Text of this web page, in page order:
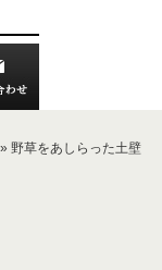
» 野草をあしらった土壁